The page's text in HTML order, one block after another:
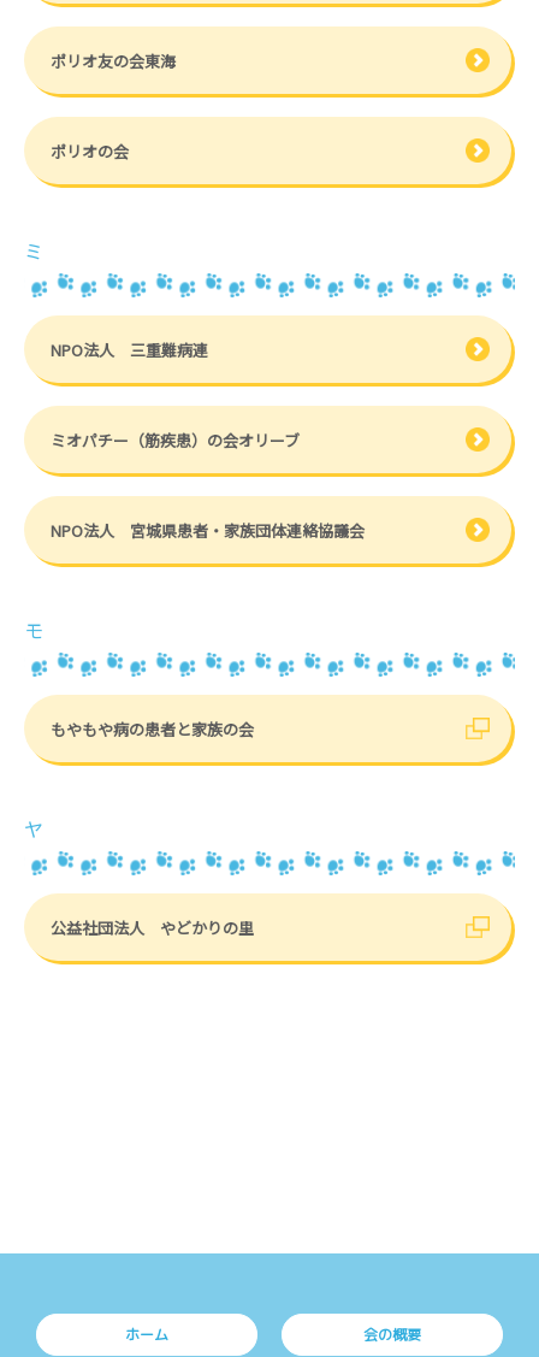
ポリオ友の会東海
ポリオの会
ミ
NPO法人 三重難病連
ミオパチー（筋疾患）の会オリーブ
NPO法人 宮城県患者・家族団体連絡協議会
モ
もやもや病の患者と家族の会
ヤ
公益社団法人 やどかりの里
ホーム 会の概要